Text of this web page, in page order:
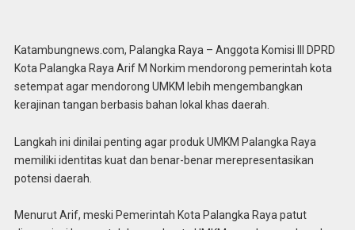
Katambungnews.com, Palangka Raya – Anggota Komisi III DPRD
Kota Palangka Raya Arif M Norkim mendorong pemerintah kota
setempat agar mendorong UMKM lebih mengembangkan
kerajinan tangan berbasis bahan lokal khas daerah.
Langkah ini dinilai penting agar produk UMKM Palangka Raya
memiliki identitas kuat dan benar-benar merepresentasikan
potensi daerah.
Menurut Arif, meski Pemerintah Kota Palangka Raya patut